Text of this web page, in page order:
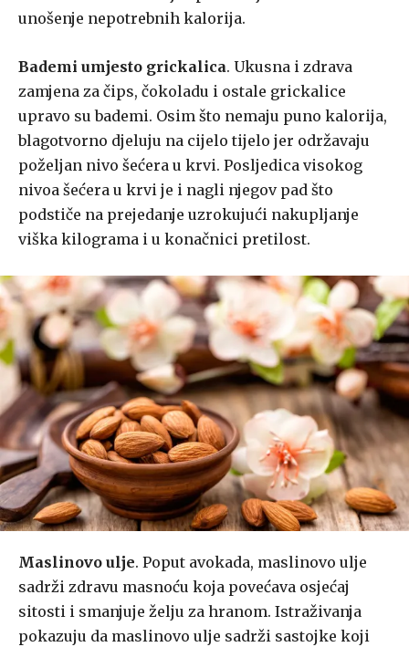
unošenje nepotrebnih kalorija.
Bademi umjesto grickalica. Ukusna i zdrava
zamjena za čips, čokoladu i ostale grickalice
upravo su bademi. Osim što nemaju puno kalorija,
blagotvorno djeluju na cijelo tijelo jer održavaju
poželjan nivo šećera u krvi. Posljedica visokog
nivoa šećera u krvi je i nagli njegov pad što
podstiče na prejedanje uzrokujući nakupljanje
viška kilograma i u konačnici pretilost.
Maslinovo ulje. Poput avokada, maslinovo ulje
sadrži zdravu masnoću koja povećava osjećaj
sitosti i smanjuje želju za hranom. Istraživanja
pokazuju da maslinovo ulje sadrži sastojke koji